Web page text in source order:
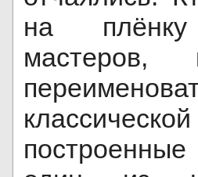
на
мастеров,